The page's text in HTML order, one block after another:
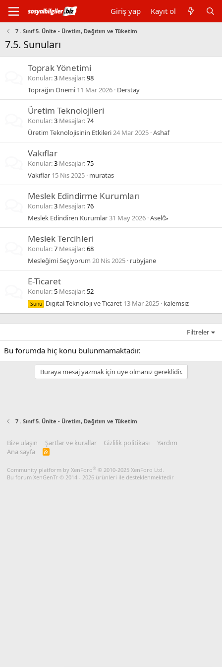
Giriş yap Kayıt ol
7 . Sınıf 5. Ünite - Üretim, Dağıtım ve Tüketim
7.5. Sunuları
Toprak Yönetimi
Konular 3 Mesajlar 98
Toprağın Önemi 11 Mar 2026 Derstay
Üretim Teknolojileri
Konular 3 Mesajlar 74
Üretim Teknolojisinin Etkileri24 Mar 2025 Ashaf
Vakıflar
Konular 3 Mesajlar 75
Vakıflar 15 Nis 2025 muratas
Meslek Edindirme Kurumları
Konular 3 Mesajlar 76
Meslek Edindiren Kurumlar31 May 2026 Asel🥳
Meslek Tercihleri
Konular 7 Mesajlar 68
Mesleğimi Seçiyorum 20 Nis 2025 rubyjane
E-Ticaret
Konular 5 Mesajlar 52
Sunu Digital Teknoloji ve Ticaret 13 Mar 2025 kalemsiz
Filtreler
Bu forumda hiç konu bulunmamaktadır.
Buraya mesaj yazmak için üye olmanız gereklidir.
7 . Sınıf 5. Ünite - Üretim, Dağıtım ve Tüketim
Bize ulaşın Şartlar ve kurallar Gizlilik politikası
Yardım
Ana sayfa
R
Community platform by XenForo® © 2010-2025 XenForo Ltd.
Bu forum XenGenTr © 2014 - 2026 ürünleri ile desteklenmektedir